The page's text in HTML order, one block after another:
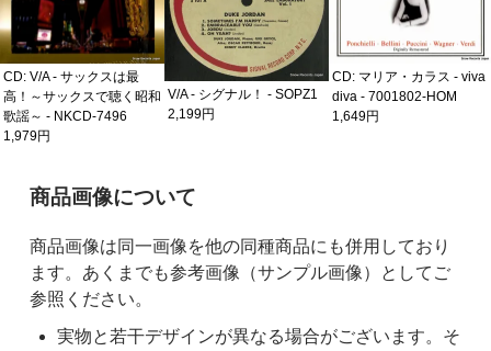
CD: V/A - サックスは最
高！～サックスで聴く昭和
歌謡～ - NKCD-7496
1,979円
V/A - シグナル！ - SOPZ1
2,199円
CD: マリア・カラス - viva
diva - 7001802-HOM
1,649円
ご購入前の注意事項
商品画像について
商品画像は同一画像を他の同種商品にも併用しており
ます。あくまでも参考画像（サンプル画像）としてご
参照ください。
実物と若干デザインが異なる場合がございます。そ